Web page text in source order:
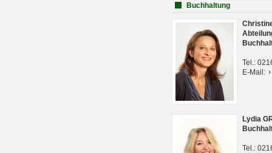
Buchhaltung
Tel.:
E-Mail:
Lydia
Tel.: